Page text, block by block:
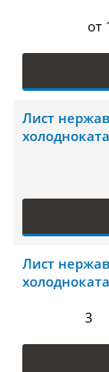
от
Лист
Лист
3